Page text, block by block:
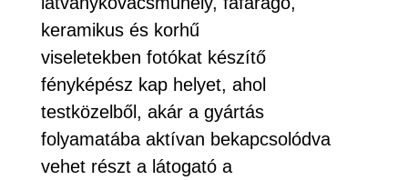
keramikus és korhű
viseletekben fotókat készítő
fényképész kap helyet, ahol
testközelből, akár a gyártás
folyamatába aktívan bekapcsolódva
vehet részt a látogató a